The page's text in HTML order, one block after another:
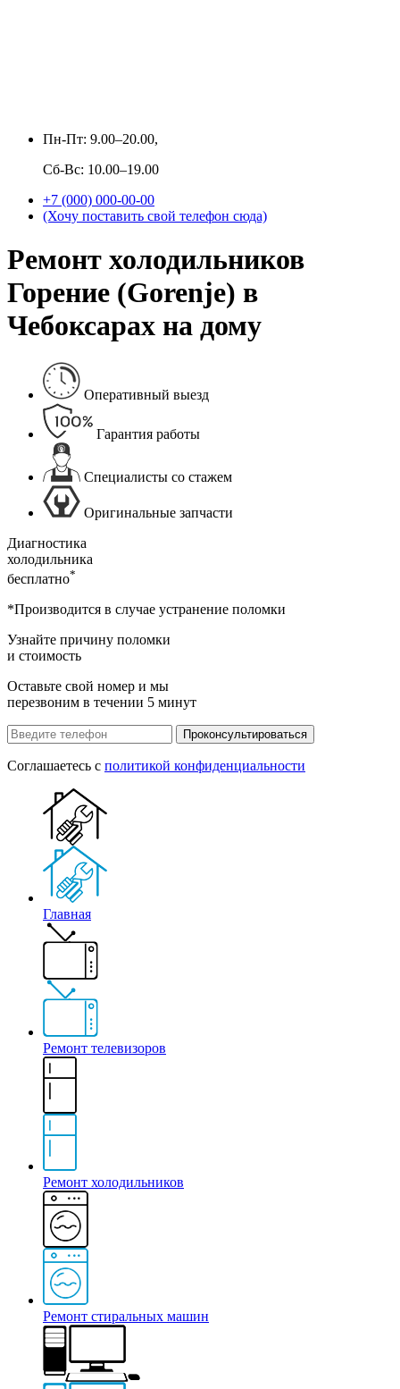
Пн-Пт: 9.00–20.00,
Сб-Вс: 10.00–19.00
+7 (000) 000-00-00
(Хочу поставить свой телефон сюда)
Ремонт холодильников
Горение (Gorenje) в
Чебоксарах на дому
Оперативный выезд
Гарантия работы
Специалисты со стажем
Оригинальные запчасти
Диагностика
холодильника
бесплатно*
*Производится в случае устранение поломки
Узнайте причину поломки
и стоимость
Оставьте свой номер и мы
перезвоним в течении 5 минут
Проконсультироваться
Соглашаетесь с политикой конфиденциальности
Главная
Ремонт телевизоров
Ремонт холодильников
Ремонт стиральных машин